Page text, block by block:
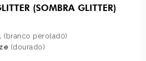
(SOMBRA GLITTER)
(branco perolad0)
(dourado)